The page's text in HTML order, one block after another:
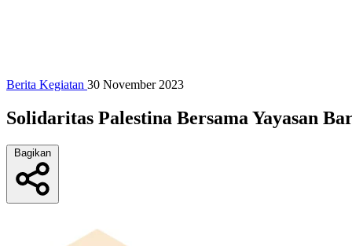
Berita Kegiatan 30 November 2023
Solidaritas Palestina Bersama Yayasan
Bagikan